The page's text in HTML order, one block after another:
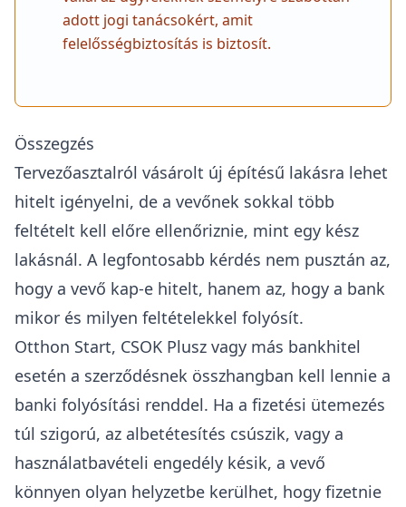
adott jogi tanácsokért, amit
felelősségbiztosítás is biztosít.
Összegzés
Tervezőasztalról vásárolt új építésű lakásra lehet
hitelt igényelni, de a vevőnek sokkal több
feltételt kell előre ellenőriznie, mint egy kész
lakásnál. A legfontosabb kérdés nem pusztán az,
hogy a vevő kap-e hitelt, hanem az, hogy a bank
mikor és milyen feltételekkel folyósít.
Otthon Start, CSOK Plusz vagy más bankhitel
esetén a szerződésnek összhangban kell lennie a
banki folyósítási renddel. Ha a fizetési ütemezés
túl szigorú, az albetétesítés csúszik, vagy a
használatbavételi engedély késik, a vevő
könnyen olyan helyzetbe kerülhet, hogy fizetnie